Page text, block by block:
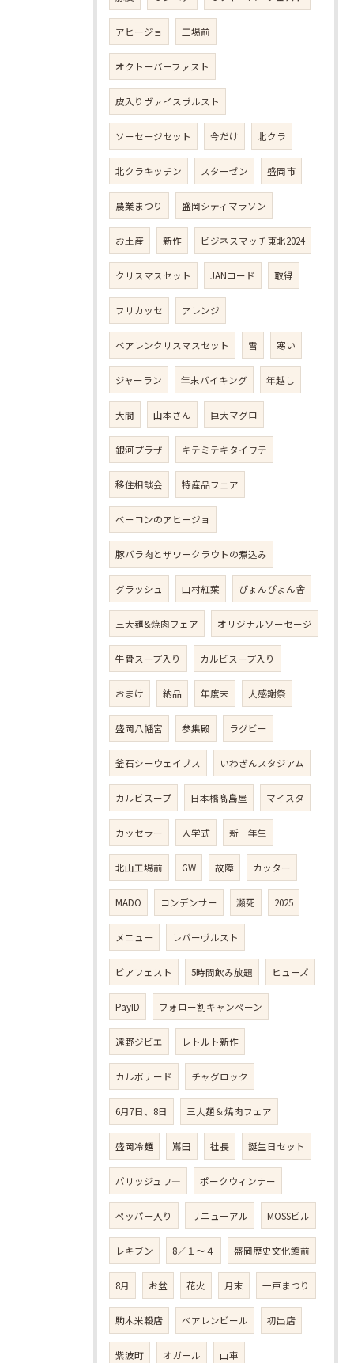
アヒージョ 工場前
オクトーバーファスト
皮入りヴァイスヴルスト
ソーセージセット 今だけ 北クラ
北クラキッチン スターゼン 盛岡市
農業まつり 盛岡シティマラソン
お土産 新作 ビジネスマッチ東北2024
クリスマスセット JANコード 取得
フリカッセ アレンジ
ベアレンクリスマスセット 雪 寒い
ジャーラン 年末バイキング 年越し
大間 山本さん 巨大マグロ
銀河プラザ キテミテキタイワテ
移住相談会 特産品フェア
ベーコンのアヒージョ
豚バラ肉とザワークラウトの煮込み
グラッシュ 山村紅葉 ぴょんぴょん舎
三大麺&焼肉フェア オリジナルソーセージ
牛骨スープ入り カルビスープ入り
おまけ 納品 年度末 大感謝祭
盛岡八幡宮 参集殿 ラグビー
釜石シーウェイブス いわぎんスタジアム
カルビスープ 日本橋髙島屋 マイスタ
カッセラー 入学式 新一年生
北山工場前 GW 故障 カッター
MADO コンデンサー 瀕死 2025
メニュー レバーヴルスト
ビアフェスト 5時間飲み放題 ヒューズ
PayID フォロー割キャンペーン
遠野ジビエ レトルト新作
カルボナード チャグロック
6月7日、8日 三大麺＆焼肉フェア
盛岡冷麺 嶌田 社長 誕生日セット
パリッジュワ― ポークウィンナー
ペッパー入り リニューアル MOSSビル
レキブン 8／１～４ 盛岡歴史文化館前
8月 お盆 花火 月末 一戸まつり
駒木米穀店 べアレンビール 初出店
紫波町 オガール 山車